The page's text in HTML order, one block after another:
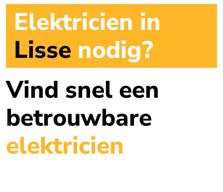
Elektricien in
Lisse nodig?
Vind snel een
betrouwbare
elektricien